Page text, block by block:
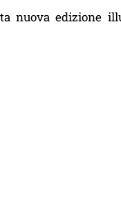
nuova edizione